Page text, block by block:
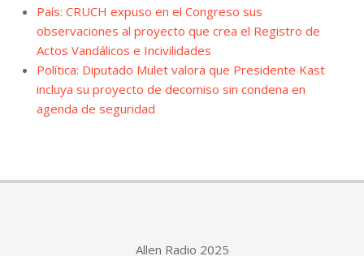
País: CRUCH expuso en el Congreso sus
observaciones al proyecto que crea el Registro de
Actos Vandálicos e Incivilidades
Política: Diputado Mulet valora que Presidente Kast
incluya su proyecto de decomiso sin condena en
agenda de seguridad
Allen Radio 2025